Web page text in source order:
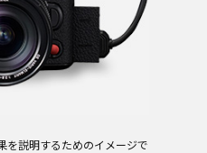
を説明するためのイメージで